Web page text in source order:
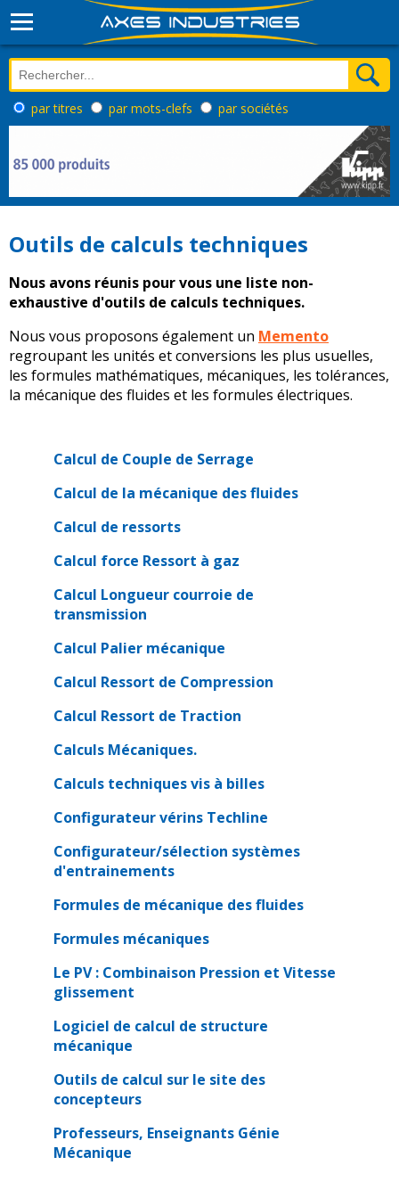
par titres par mots-clefs par sociétés
Outils de calculs techniques
Nous avons réunis pour vous une liste non-
exhaustive d'outils de calculs techniques.
Nous vous proposons également un Memento
regroupant les unités et conversions les plus usuelles,
les formules mathématiques, mécaniques, les tolérances,
la mécanique des fluides et les formules électriques.
Calcul de Couple de Serrage
Calcul de la mécanique des fluides
Calcul de ressorts
Calcul force Ressort à gaz
Calcul Longueur courroie de
transmission
Calcul Palier mécanique
Calcul Ressort de Compression
Calcul Ressort de Traction
Calculs Mécaniques.
Calculs techniques vis à billes
Configurateur vérins Techline
Configurateur/sélection systèmes
d'entrainements
Formules de mécanique des fluides
Formules mécaniques
Le PV : Combinaison Pression et Vitesse
glissement
Logiciel de calcul de structure
mécanique
Outils de calcul sur le site des
concepteurs
Professeurs, Enseignants Génie
Mécanique